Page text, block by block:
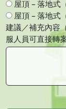
屋頂 – 落地式
屋頂 – 落地式
建議／補充內容
服人員可直接轉